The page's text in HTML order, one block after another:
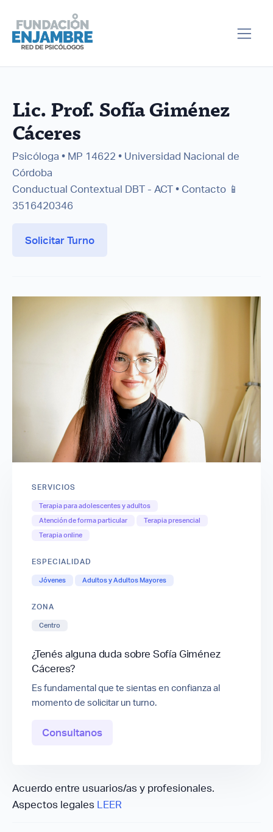
Lic. Prof. Sofía Giménez
Cáceres
Psicóloga • MP 14622 • Universidad Nacional de
Córdoba
Conductual Contextual DBT - ACT • Contacto 📱
3516420346
Solicitar Turno
SERVICIOS
Terapia para adolescentes y adultos
Atención de forma particular
Terapia presencial
Terapia online
ESPECIALIDAD
Jóvenes Adultos y Adultos Mayores
ZONA
Centro
¿Tenés alguna duda sobre Sofía Giménez
Cáceres?
Es fundamental que te sientas en confianza al
momento de solicitar un turno.
Consultanos
Acuerdo entre usuarios/as y profesionales.
Aspectos legales LEER